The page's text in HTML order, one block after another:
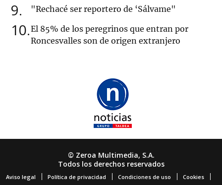
9 "Rechacé ser reportero de ‘Sálvame"
10 El 85% de los peregrinos que entran por
Roncesvalles son de origen extranjero
© Zeroa Multimedia, S.A.
Todos los derechos reservados
Aviso legal Política de privacidad Condiciones de uso Cookies